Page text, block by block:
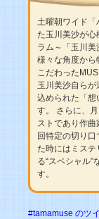
土曜朝ワイド「
た玉川美沙が心
ラム～「玉川美
様々な角度から
こだわった
玉川美沙自ら
込められた「想
す。 さらに、
ストであり作
回特定の切り
た時にはミステ
る“スペシャル”
す。
#tamamuse のツ